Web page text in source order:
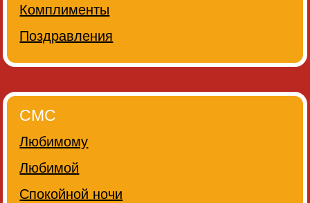
Комплименты
Поздравления
СМС
Любимому
Любимой
Спокойной ночи